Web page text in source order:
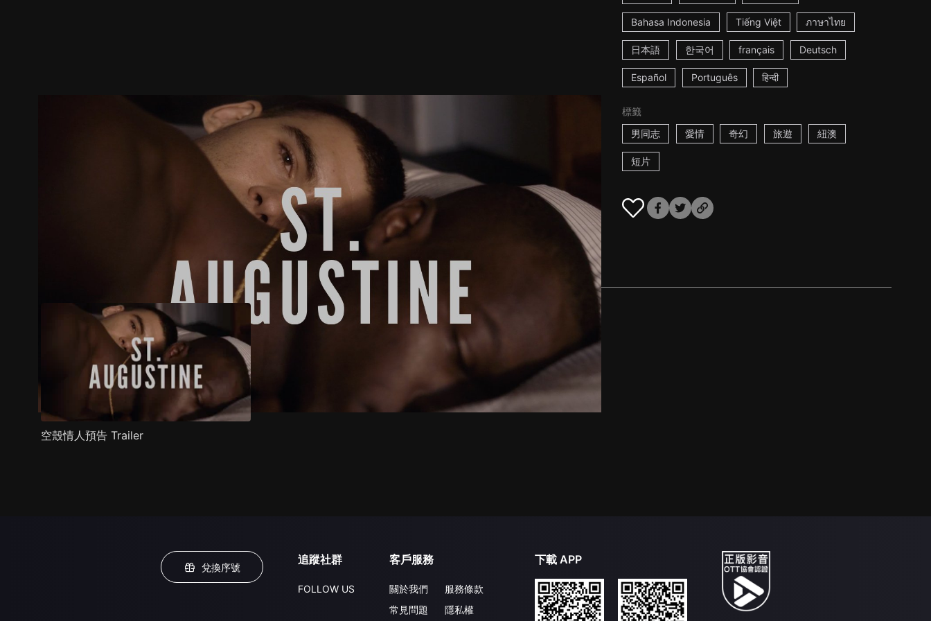
Bahasa Indonesia Tiếng Việt ภาษาไทย
日本語 한국어 français Deutsch
Español Português हिन्दी
標籤
男同志
愛情 奇幻 旅遊 紐澳
短片
劇情介紹
空殼情人預告 Trailer
兌換序號
追蹤社群
FOLLOW US
客戶服務
關於我們
常見問題
服務條款
隱私權
下載 APP